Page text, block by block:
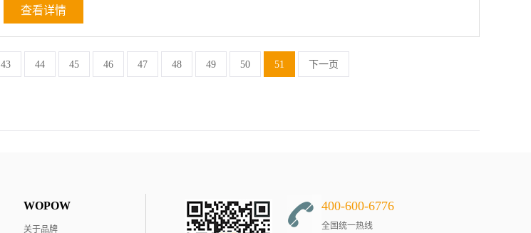
防潮防尘。数据线的端口有细小的针脚，属金属类制品，很容易受到水和灰尘的氧化。保养不当，就容易让水和灰尘侵入电
缆里面，从而造成数据线不能正常工作，下载速度自然也就慢了。 4、最后尽量不要让数据线卷曲。很多用户都喜欢在使
查看详情
43 44 45 46 47 48 49 50 51 下一页
WOPOW
关于品牌
400-600-6776
全国统一热线